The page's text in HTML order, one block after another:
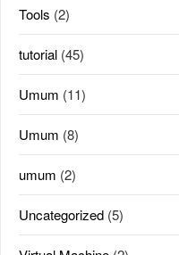
Tools (2)
tutorial (45)
Umum (11)
Umum (8)
umum (2)
Uncategorized (5)